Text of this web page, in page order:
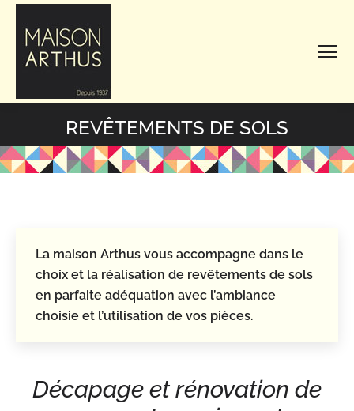
REVÊTEMENTS DE SOLS
Vous êtes ici :
La maison Arthus vous accompagne dans le
choix et la réalisation de revêtements de sols
en parfaite adéquation avec l’ambiance
choisie et l’utilisation de vos pièces.
Décapage et rénovation de